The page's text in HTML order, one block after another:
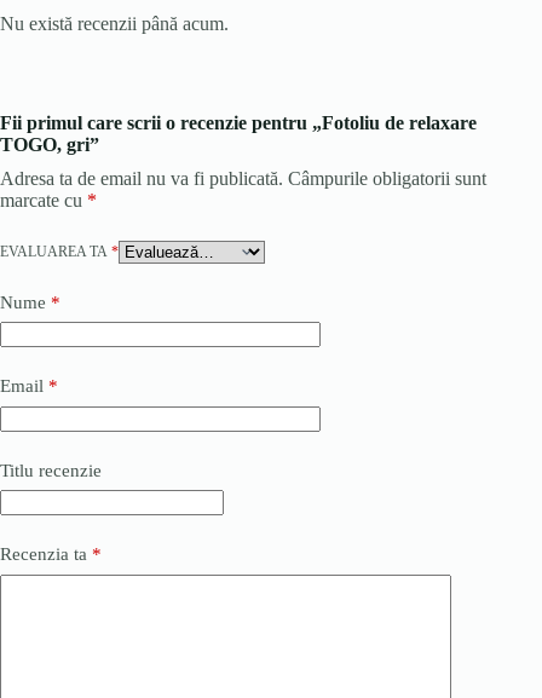
Nu există recenzii până acum.
Fii primul care scrii o recenzie pentru „Fotoliu de relaxare
TOGO, gri”
Adresa ta de email nu va fi publicată. Câmpurile obligatorii sunt
marcate cu *
EVALUAREA TA *
Nume *
Email *
Titlu recenzie
Recenzia ta *